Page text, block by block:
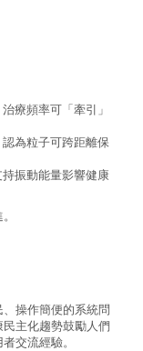
療頻率可「牽引」
為粒子可跨距離保
振動能量影響健康
操作簡便的系統問
主化趨勢鼓勵人們
交流經驗。